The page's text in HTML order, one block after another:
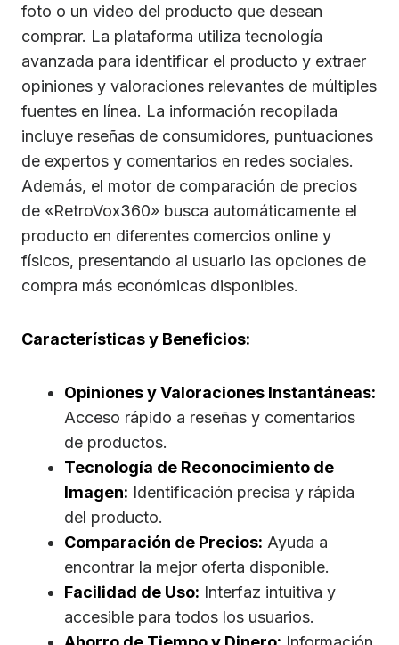
foto o un video del producto que desean
comprar. La plataforma utiliza tecnología
avanzada para identificar el producto y extraer
opiniones y valoraciones relevantes de múltiples
fuentes en línea. La información recopilada
incluye reseñas de consumidores, puntuaciones
de expertos y comentarios en redes sociales.
Además, el motor de comparación de precios
de «RetroVox360» busca automáticamente el
producto en diferentes comercios online y
físicos, presentando al usuario las opciones de
compra más económicas disponibles.
Características y Beneficios:
Opiniones y Valoraciones Instantáneas:
Acceso rápido a reseñas y comentarios
de productos.
Tecnología de Reconocimiento de
Imagen: Identificación precisa y rápida
del producto.
Comparación de Precios: Ayuda a
encontrar la mejor oferta disponible.
Facilidad de Uso: Interfaz intuitiva y
accesible para todos los usuarios.